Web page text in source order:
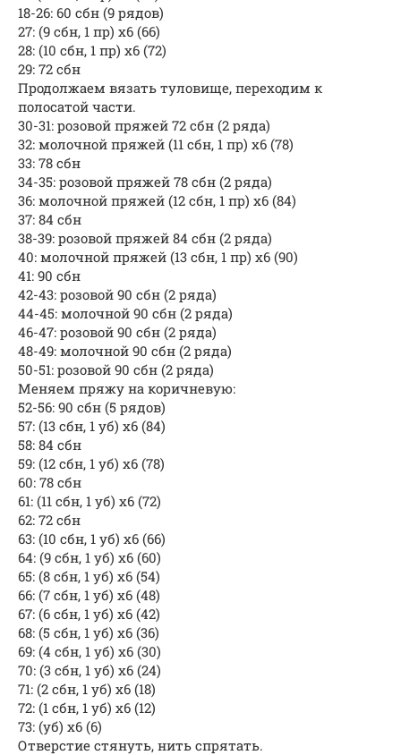
18-26: 60 сбн (9 рядов)
27: (9 сбн, 1 пр) x6 (66)
28: (10 сбн, 1 пр) x6 (72)
29: 72 сбн
Продолжаем вязать туловище, переходим к
полосатой части.
30-31: розовой пряжей 72 сбн (2 ряда)
32: молочной пряжей (11 сбн, 1 пр) х6 (78)
33: 78 сбн
34-35: розовой пряжей 78 сбн (2 ряда)
36: молочной пряжей (12 сбн, 1 пр) х6 (84)
37: 84 сбн
38-39: розовой пряжей 84 сбн (2 ряда)
40: молочной пряжей (13 сбн, 1 пр) х6 (90)
41: 90 сбн
42-43: розовой 90 сбн (2 ряда)
44-45: молочной 90 сбн (2 ряда)
46-47: розовой 90 сбн (2 ряда)
48-49: молочной 90 сбн (2 ряда)
50-51: розовой 90 сбн (2 ряда)
Меняем пряжу на коричневую:
52-56: 90 сбн (5 рядов)
57: (13 сбн, 1 уб) x6 (84)
58: 84 сбн
59: (12 сбн, 1 уб) x6 (78)
60: 78 сбн
61: (11 сбн, 1 уб) x6 (72)
62: 72 сбн
63: (10 сбн, 1 уб) x6 (66)
64: (9 сбн, 1 уб) x6 (60)
65: (8 сбн, 1 уб) x6 (54)
66: (7 сбн, 1 уб) x6 (48)
67: (6 сбн, 1 уб) x6 (42)
68: (5 сбн, 1 уб) x6 (36)
69: (4 сбн, 1 уб) x6 (30)
70: (3 сбн, 1 уб) x6 (24)
71: (2 сбн, 1 уб) x6 (18)
72: (1 сбн, 1 уб) x6 (12)
73: (уб) x6 (6)
Отверстие стянуть, нить спрятать.